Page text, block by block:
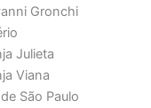
Gronchi
Julieta
Viana
São Paulo